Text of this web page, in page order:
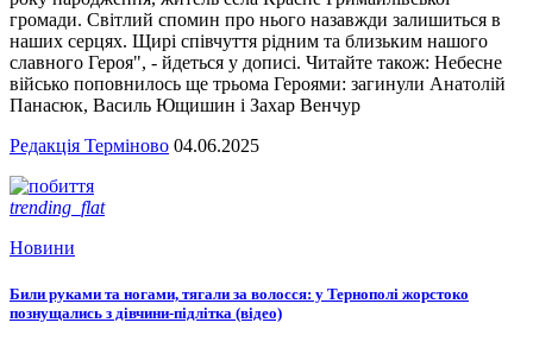
громади. Світлий спомин про нього назавжди залишиться в
наших серцях. Щирі співчуття рідним та близьким нашого
славного Героя", - йдеться у дописі. Читайте також: Небесне
військо поповнилось ще трьома Героями: загинули Анатолій
Панасюк, Василь Ющишин і Захар Венчур
Редакція Терміново 04.06.2025
trending_flat
Новини
Били руками та ногами, тягали за волосся: у Тернополі жорстоко
познущались з дівчини-підлітка (відео)